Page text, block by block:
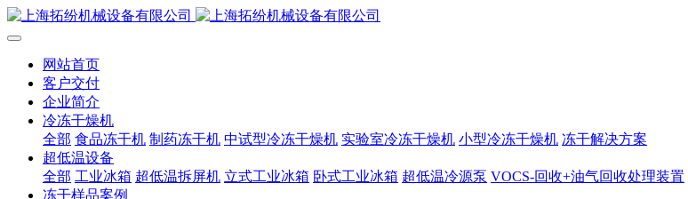
网站首页
客户交付
企业简介
冷冻干燥机
全部 食品冻干机 制药冻干机 中试型冷冻干燥机 实验室冷冻干燥机 小型冷冻干燥机 冻干解决方案
超低温设备
全部 工业冰箱 超低温拆屏机 立式工业冰箱 卧式工业冰箱 超低温冷源泵 VOCS-回收+油气回收处理装置
冻干样品案例